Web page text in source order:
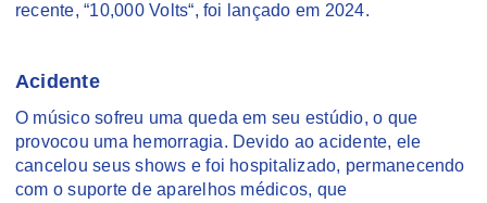
recente, “10,000 Volts“, foi lançado em 2024.
Acidente
O músico sofreu uma queda em seu estúdio, o que
provocou uma hemorragia. Devido ao acidente, ele
cancelou seus shows e foi hospitalizado, permanecendo
com o suporte de aparelhos médicos, que